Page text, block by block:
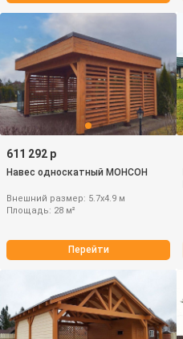
611 292 р
Навес односкатный МОНСОН
Внешний размер: 5.7х4.9 м
Площадь: 28 м²
Перейти